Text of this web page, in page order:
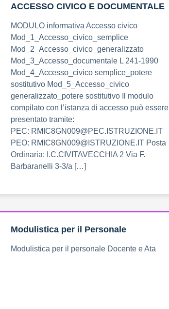
ACCESSO CIVICO E DOCUMENTALE
MODULO informativa Accesso civico
Mod_1_Accesso_civico_semplice
Mod_2_Accesso_civico_generalizzato
Mod_3_Accesso_documentale L 241-1990
Mod_4_Accesso_civico semplice_potere
sostitutivo Mod_5_Accesso_civico
generalizzato_potere sostitutivo Il modulo
compilato con l’istanza di accesso può essere
presentato tramite:
PEC: RMIC8GN009@PEC.ISTRUZIONE.IT
PEO: RMIC8GN009@ISTRUZIONE.IT Posta
Ordinaria: I.C.CIVITAVECCHIA 2 Via F.
Barbaranelli 3-3/a […]
Modulistica per il Personale
Modulistica per il personale Docente e Ata